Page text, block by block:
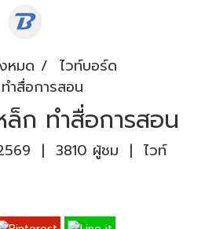
หมด
ไวท์บอร์ด
ำสื่อการสอน
ล็ก ทำสื่อการสอน
| 3810 ผู้ชม | ไวท์